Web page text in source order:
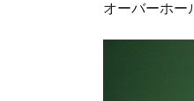
オーバーホー